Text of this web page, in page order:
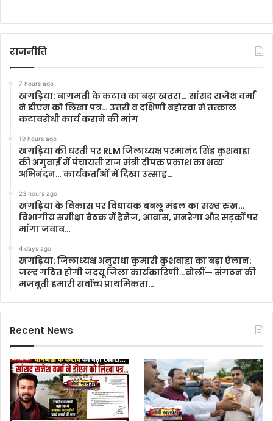
राजनीति
7 hours ago
खगड़िया: बागमती के कटाव का बढ़ा खतरा… सांसद राजेश वर्मा
ने डीएम को लिखा पत्र… उत्तरी व दक्षिणी बहोरवा में तत्काल
कटावरोधी कार्य कराने की मांग
19 hours ago
खगड़िया की धरती पर RLM जिलाध्यक्ष परमानंद सिंह कुशवाहा
की अगुवाई में पंचायती राज मंत्री दीपक प्रकाश का भव्य
अभिनंदन… कार्यकर्ताओं में दिखा उत्साह…
23 hours ago
खगड़िया के विकास पर विधायक बबलू मंडल का सख्त रुख…
विभागीय समीक्षा बैठक में ड्रेनेज, आवास, मनरेगा और सड़कों पर
मांगा जवाब…
4 days ago
खगड़िया: जिलाध्यक्ष अनुराधा कुमारी कुशवाहा का बड़ा ऐलान:
जल्द गठित होगी जदयू जिला कार्यकारिणी…बोलीं— संगठन की
मजबूती हमारी सर्वोच्च प्राथमिकता…
Recent News